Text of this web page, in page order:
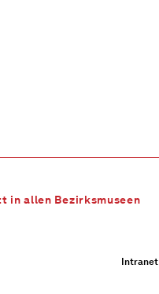
in allen Bezirksmuseen
Intranet